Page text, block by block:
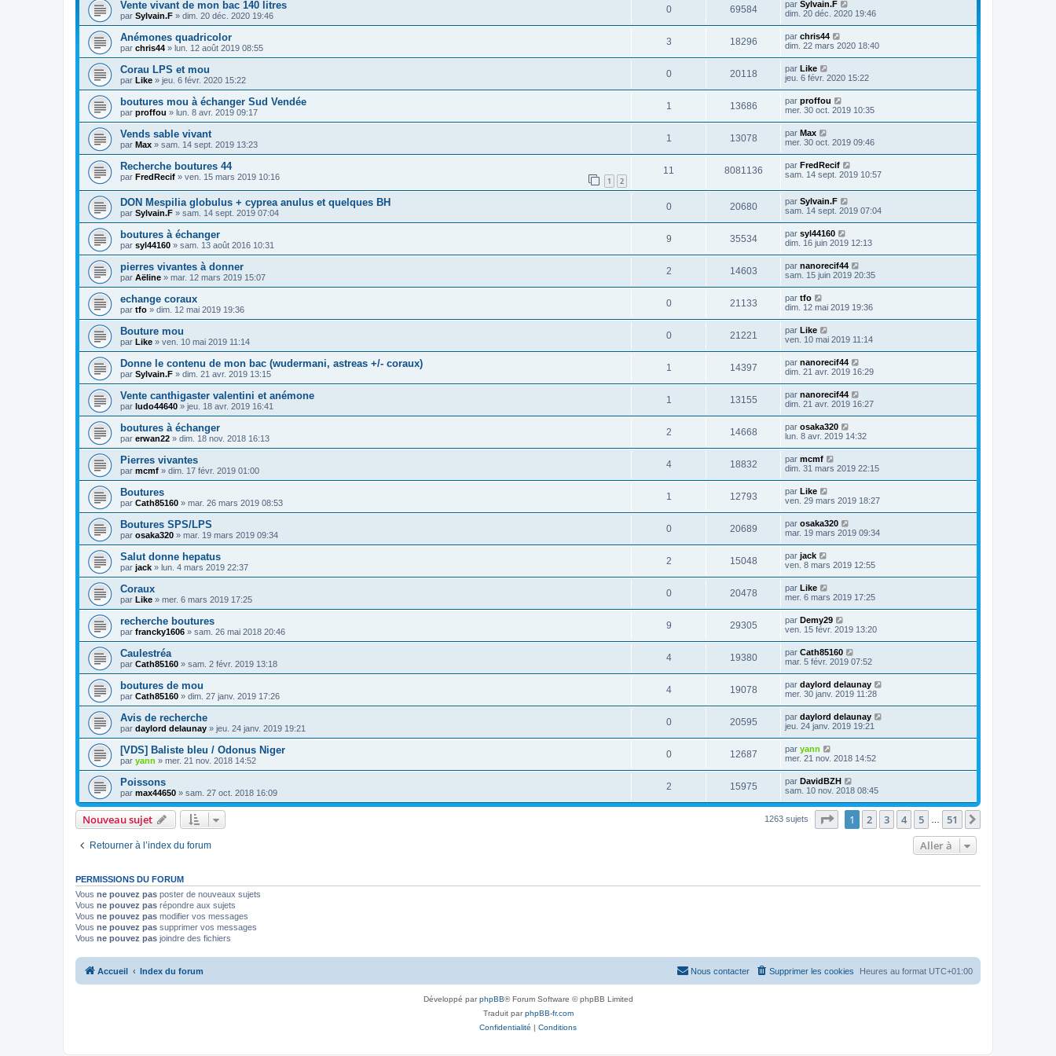
Vente vivant de mon bac 140 litres
par Sylvain.F » dim. 20 déc. 2020 19:46
0 69584 par Sylvain.F
dim. 20 déc. 2020 19:46
Anémones quadricolor
par chris44 » lun. 12 août 2019 08:55
3 18296 par chris44
dim. 22 mars 2020 18:40
Corau LPS et mou
par Like » jeu. 6 févr. 2020 15:22
0 20118 par Like
jeu. 6 févr. 2020 15:22
boutures mou à échanger Sud Vendée
par proffou » lun. 8 avr. 2019 09:17
1 13686 par proffou
mer. 30 oct. 2019 10:35
Vends sable vivant
par Max » sam. 14 sept. 2019 13:23
1 13078 par Max
mer. 30 oct. 2019 09:46
Recherche boutures 44
par FredRecif » ven. 15 mars 2019 10:16 1 2
11 8081136 par FredRecif
sam. 14 sept. 2019 10:57
DON Mespilia globulus + cyprea anulus et quelques BH
par Sylvain.F » sam. 14 sept. 2019 07:04
0 20680 par Sylvain.F
sam. 14 sept. 2019 07:04
boutures à échanger
par syl44160 » sam. 13 août 2016 10:31
9 35534 par syl44160
dim. 16 juin 2019 12:13
pierres vivantes à donner
par Aëline » mar. 12 mars 2019 15:07
2 14603 par nanorecif44
sam. 15 juin 2019 20:35
echange coraux
par tfo » dim. 12 mai 2019 19:36
0 21133 par tfo
dim. 12 mai 2019 19:36
Bouture mou
par Like » ven. 10 mai 2019 11:14
0 21221 par Like
ven. 10 mai 2019 11:14
Donne le contenu de mon bac (wudermani, astreas +/- coraux)
par Sylvain.F » dim. 21 avr. 2019 13:15
1 14397 par nanorecif44
dim. 21 avr. 2019 16:29
Vente canthigaster valentini et anémone
par ludo44640 » jeu. 18 avr. 2019 16:41
1 13155 par nanorecif44
dim. 21 avr. 2019 16:27
boutures à échanger
par erwan22 » dim. 18 nov. 2018 16:13
2 14668 par osaka320
lun. 8 avr. 2019 14:32
Pierres vivantes
par mcmf » dim. 17 févr. 2019 01:00
4 18832 par mcmf
dim. 31 mars 2019 22:15
Boutures
par Cath85160 » mar. 26 mars 2019 08:53
1 12793 par Like
ven. 29 mars 2019 18:27
Boutures SPS/LPS
par osaka320 » mar. 19 mars 2019 09:34
0 20689 par osaka320
mar. 19 mars 2019 09:34
Salut donne hepatus
par jack » lun. 4 mars 2019 22:37
2 15048 par jack
ven. 8 mars 2019 12:55
Coraux
par Like » mer. 6 mars 2019 17:25
0 20478 par Like
mer. 6 mars 2019 17:25
recherche boutures
par francky1606 » sam. 26 mai 2018 20:46
9 29305 par Demy29
ven. 15 févr. 2019 13:20
Caulestréa
par Cath85160 » sam. 2 févr. 2019 13:18
4 19380 par Cath85160
mar. 5 févr. 2019 07:52
boutures de mou
par Cath85160 » dim. 27 janv. 2019 17:26
4 19078 par daylord delaunay
mer. 30 janv. 2019 11:28
Avis de recherche
par daylord delaunay » jeu. 24 janv. 2019 19:21
0 20595 par daylord delaunay
jeu. 24 janv. 2019 19:21
[VDS] Baliste bleu / Odonus Niger
par yann » mer. 21 nov. 2018 14:52
0 12687 par yann
mer. 21 nov. 2018 14:52
Poissons
par max44650 » sam. 27 oct. 2018 16:09
2 15975 par DavidBZH
sam. 10 nov. 2018 08:45
Nouveau sujet 1263 sujets Page sur51
1 2 3 4 5 … 51
Retourner à l’index du forum Aller à
PERMISSIONS DU FORUM
Vous ne pouvez pas poster de nouveaux sujets
Vous ne pouvez pas répondre aux sujets
Vous ne pouvez pas modifier vos messages
Vous ne pouvez pas supprimer vos messages
Vous ne pouvez pas joindre des fichiers
Accueil Index du forum Heures au format UTC+01:00
Supprimer les cookies
Nous contacter
Développé parphpBB® Forum Software © phpBB Limited
Traduit parphpBB-fr.com
Confidentialité | Conditions